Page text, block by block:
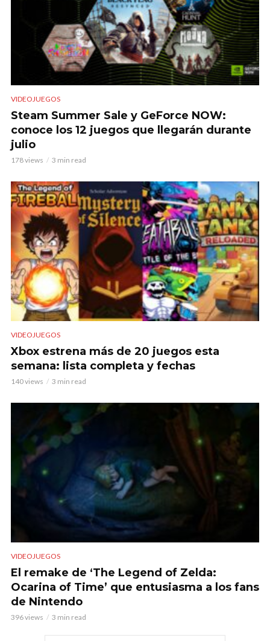
VIDEOJUEGOS
Steam Summer Sale y GeForce NOW:
conoce los 12 juegos que llegarán durante
julio
178 views 3 min read
VIDEOJUEGOS
Xbox estrena más de 20 juegos esta
semana: lista completa y fechas
140 views 3 min read
VIDEOJUEGOS
El remake de ‘The Legend of Zelda:
Ocarina of Time’ que entusiasma a los fans
de Nintendo
396 views 3 min read